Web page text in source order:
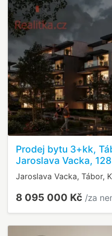
Prodej bytu 3+kk,
Jaroslava Vacka,
Jaroslava Vacka, Tábor,
8 095 000 Kč /za